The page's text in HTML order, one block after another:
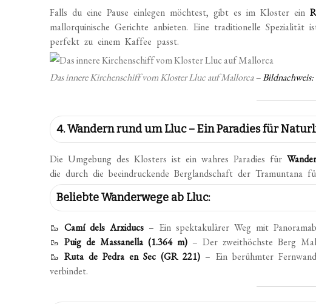
Falls du eine Pause einlegen möchtest, gibt es im Kloster ein
mallorquinische Gerichte anbieten. Eine traditionelle Spezialität
perfekt zu einem Kaffee passt.
Das innere Kirchenschiff vom Kloster Lluc auf Mallorca –
4. Wandern rund um Lluc – Ein Paradies für
Die Umgebung des Klosters ist ein wahres Paradies für
die durch die beeindruckende Berglandschaft der Tramuntana
Beliebte Wanderwege ab Lluc:
🥾Camí dels Arxiducs – Ein spektakulärer Weg mit
🥾Puig de Massanella (1.364 m) – Der zweithöchste Berg
🥾Ruta de Pedra en Sec (GR 221) – Ein berühmter
verbindet.